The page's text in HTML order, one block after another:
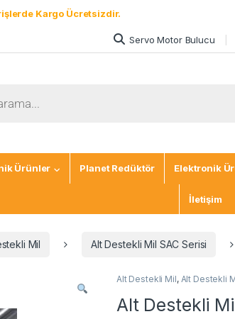
Kargo Ücretsizdir.
Servo Motor Bulucu
Ürünler Planet Redüktör Elektronik
İletişim
Mil Alt Destekli Mil SAC Serisi
Alt Destekli Mil, Alt Destekli
Alt Destekli